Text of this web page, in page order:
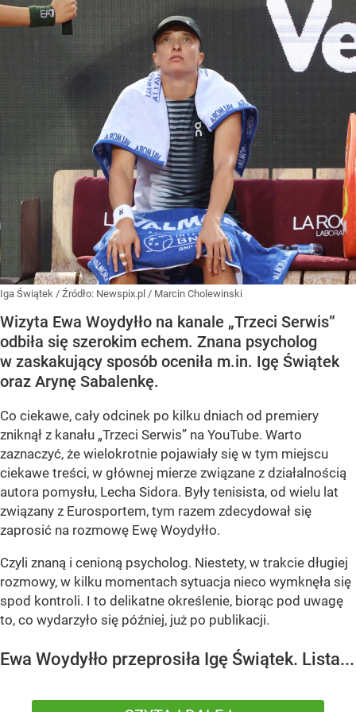
Iga Świątek / Źródło: Newspix.pl / Marcin Cholewinski
Wizyta Ewa Woydyłło na kanale „Trzeci Serwis”
odbiła się szerokim echem. Znana psycholog
w zaskakujący sposób oceniła m.in. Igę Świątek
oraz Arynę Sabalenkę.
Co ciekawe, cały odcinek po kilku dniach od premiery
zniknął z kanału „Trzeci Serwis” na YouTube. Warto
zaznaczyć, że wielokrotnie pojawiały się w tym miejscu
ciekawe treści, w głównej mierze związane z działalnością
autora pomysłu, Lecha Sidora. Były tenisista, od wielu lat
związany z Eurosportem, tym razem zdecydował się
zaprosić na rozmowę Ewę Woydyłło.
Czyli znaną i cenioną psycholog. Niestety, w trakcie długiej
rozmowy, w kilku momentach sytuacja nieco wymknęła się
spod kontroli. I to delikatne określenie, biorąc pod uwagę
to, co wydarzyło się później, już po publikacji.
Ewa Woydyłło przeprosiła Igę Świątek. Lista...